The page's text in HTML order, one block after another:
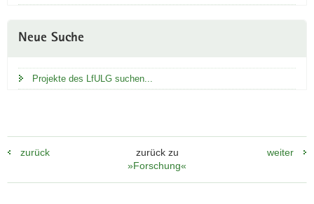
Neue Suche
Projekte des LfULG suchen...
zurück
zurück zu
»Forschung«
weiter